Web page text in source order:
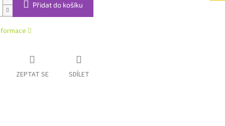
Přidat do košíku
ZEPTAT SE SDÍLET